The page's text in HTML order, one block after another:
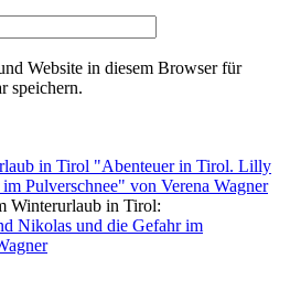
Website in diesem Browser für
speichern.
Winterurlaub in Tirol:
Nikolas und die Gefahr im